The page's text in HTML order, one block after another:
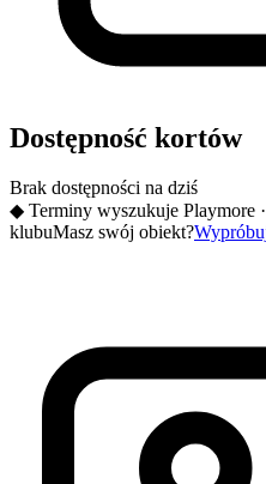
Dostępność kortów
Brak dostępności na dziś
◆ Terminy wyszukuje Playmore
klubuMasz swój obiekt?